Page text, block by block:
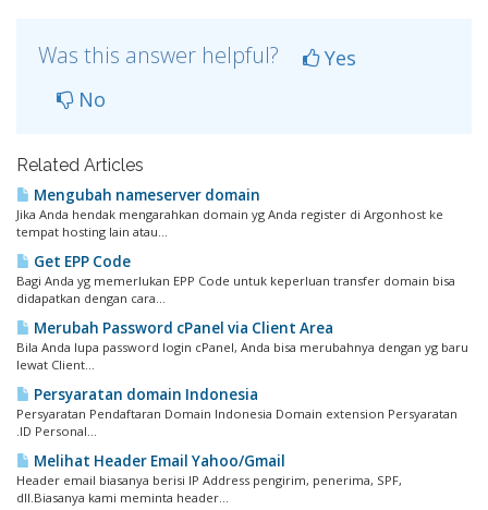
Was this answer helpful?
Yes
No
Related Articles
Mengubah nameserver domain
Jika Anda hendak mengarahkan domain yg Anda register di Argonhost ke
tempat hosting lain atau...
Get EPP Code
Bagi Anda yg memerlukan EPP Code untuk keperluan transfer domain bisa
didapatkan dengan cara...
Merubah Password cPanel via Client Area
Bila Anda lupa password login cPanel, Anda bisa merubahnya dengan yg baru
lewat Client...
Persyaratan domain Indonesia
Persyaratan Pendaftaran Domain Indonesia Domain extension Persyaratan
.ID Personal...
Melihat Header Email Yahoo/Gmail
Header email biasanya berisi IP Address pengirim, penerima, SPF,
dll.Biasanya kami meminta header...